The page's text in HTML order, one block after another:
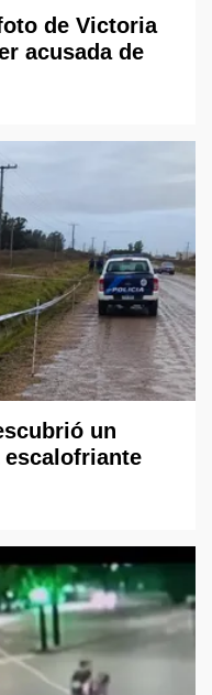
de Victoria
acusada de
un